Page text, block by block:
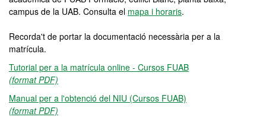
campus de la UAB. Consulta el mapa i horaris.
Recorda't de portar la documentació necessària per a la
matrícula.
Tutorial per a la matrícula online - Cursos FUAB
(format PDF)
Manual per a l'obtenció del NIU (Cursos FUAB)
(format PDF)